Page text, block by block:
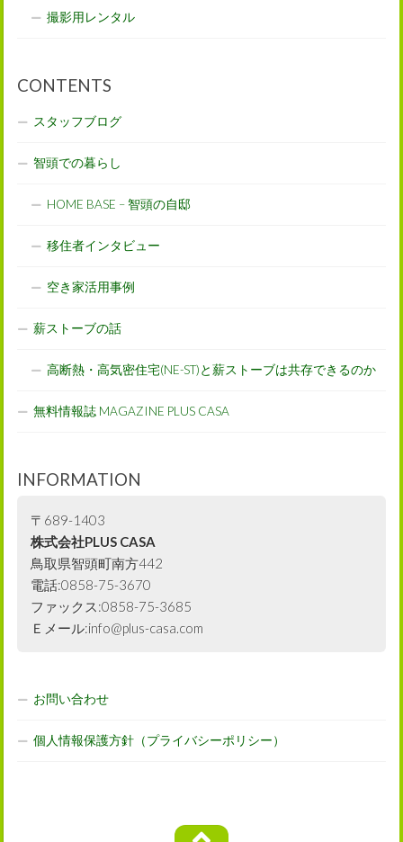
撮影用レンタル
CONTENTS
スタッフブログ
智頭での暮らし
HOME BASE – 智頭の自邸
移住者インタビュー
空き家活用事例
薪ストーブの話
高断熱・高気密住宅(NE-ST)と薪ストーブは共存できるのか
無料情報誌 MAGAZINE PLUS CASA
INFORMATION
〒689-1403
株式会社PLUS CASA
鳥取県智頭町南方442
電話:0858-75-3670
ファックス:0858-75-3685
Ｅメール:info@plus-casa.com
お問い合わせ
個人情報保護方針（プライバシーポリシー）